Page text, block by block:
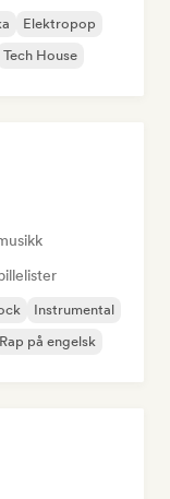
Elektropop
Tech House
Instrumental
Rap på engelsk